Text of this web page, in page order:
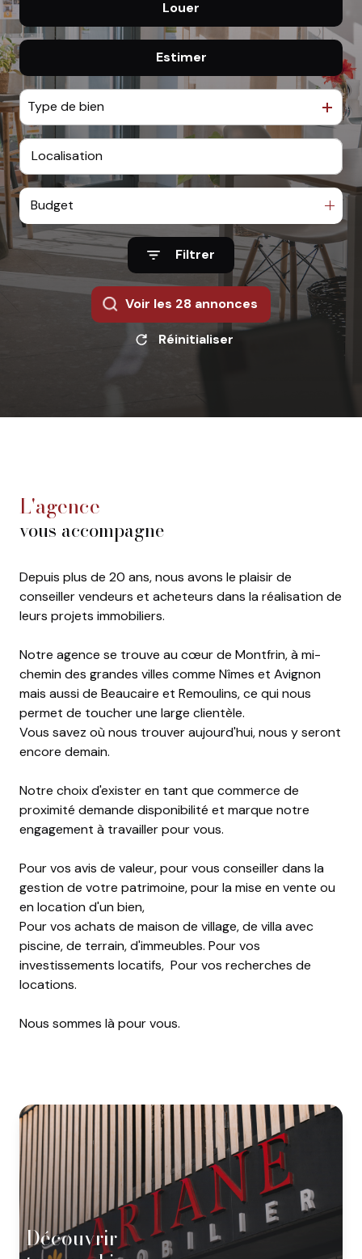
contact
Louer
Estimer
Type de bien
Budget
Filtrer
Voir les 28 annonces
Réinitialiser
découvrir
l'agence
vous accompagne
Depuis plus de 20 ans, nous avons le plaisir de
conseiller vendeurs et acheteurs dans la réalisation de
leurs projets immobiliers.
Notre agence se trouve au cœur de Montfrin, à mi-
chemin des grandes villes comme Nîmes et Avignon
mais aussi de Beaucaire et Remoulins, ce qui nous
permet de toucher une large clientèle.
Vous savez où nous trouver aujourd'hui, nous y seront
encore demain.
Notre choix d'exister en tant que commerce de
proximité demande disponibilité et marque notre
engagement à travailler pour vous.
Pour vos avis de valeur, pour vous conseiller dans la
gestion de votre patrimoine, pour la mise en vente ou
en location d'un bien,
Pour vos achats de maison de village, de villa avec
piscine, de terrain, d'immeubles. Pour vos
investissements locatifs, Pour vos recherches de
locations.
Nous sommes là pour vous.